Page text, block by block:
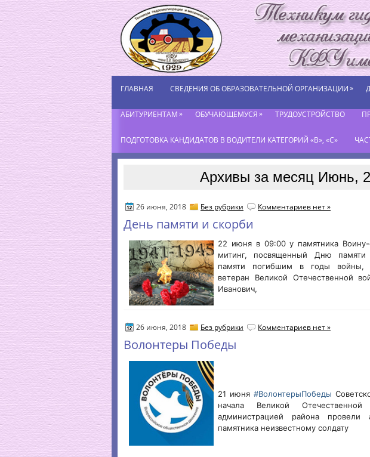
ГЛАВНАЯ СВЕДЕНИЯ ОБ ОБРАЗОВАТЕЛЬНОЙ ОРГАНИЗАЦИИ»
АБИТУРИЕНТАМ» ОБУЧАЮЩЕМУСЯ» ТРУДОУСТРОЙСТВО
ПОДГОТОВКА КАНДИДАТОВ В ВОДИТЕЛИ КАТЕГОРИЙ «В», «С»
Архивы за месяц Июнь,
26 июня, 2018 Без рубрики Комментариев нет »
День памяти и скорби
22 июня в 09:00 у памятника Воину-
митинг, посвященный Дню памяти
памяти погибшим в годы войны,
ветеран Великой Отечественной
Иванович,
26 июня, 2018 Без рубрики Комментариев нет »
Волонтеры Победы
21 июня #ВолонтерыПобеды
начала Великой
администрацией района провели
памятника неизвестному солдату